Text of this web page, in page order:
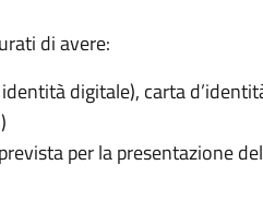
di avere:
digitale), carta
per la presentazione